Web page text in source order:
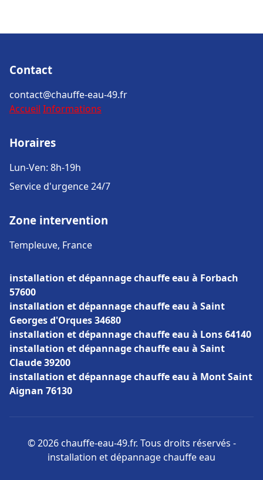
Contact
contact@chauffe-eau-49.fr
Accueil Informations
Horaires
Lun-Ven: 8h-19h
Service d'urgence 24/7
Zone intervention
Templeuve, France
installation et dépannage chauffe eau à Forbach
57600
installation et dépannage chauffe eau à Saint
Georges d'Orques 34680
installation et dépannage chauffe eau à Lons 64140
installation et dépannage chauffe eau à Saint
Claude 39200
installation et dépannage chauffe eau à Mont Saint
Aignan 76130
© 2026 chauffe-eau-49.fr. Tous droits réservés -
installation et dépannage chauffe eau